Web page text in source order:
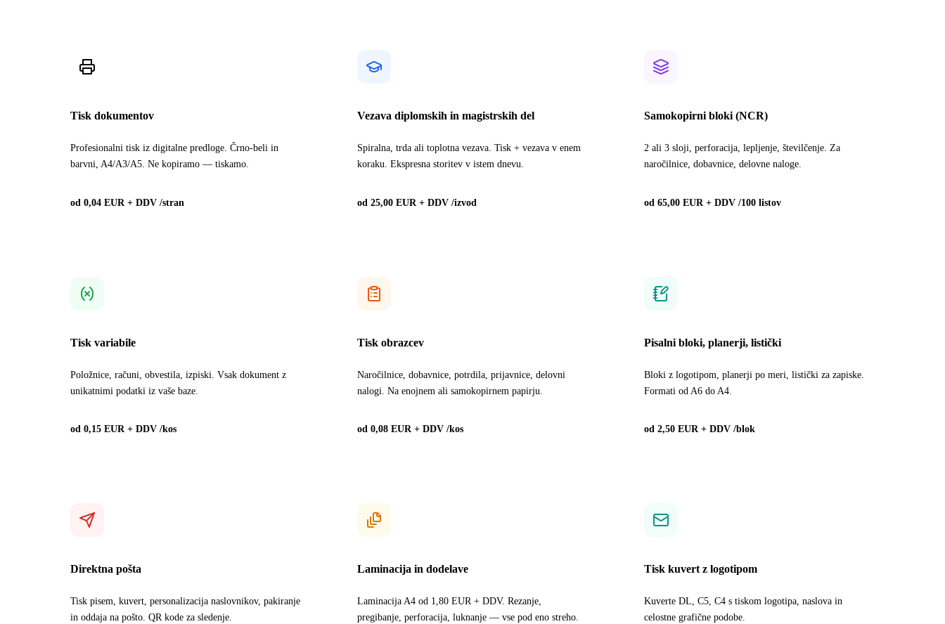
Tisk dokumentov
Profesionalni tisk iz digitalne predloge. Črno-beli in
barvni, A4/A3/A5. Ne kopiramo — tiskamo.
od 0,04 EUR + DDV /stran
Vezava diplomskih in magistrskih del
Spiralna, trda ali toplotna vezava. Tisk + vezava v enem
koraku. Ekspresna storitev v istem dnevu.
od 25,00 EUR + DDV /izvod
Samokopirni bloki (NCR)
2 ali 3 sloji, perforacija, lepljenje, številčenje. Za
naročilnice, dobavnice, delovne naloge.
od 65,00 EUR + DDV /100 listov
Tisk variabile
Položnice, računi, obvestila, izpiski. Vsak dokument z
unikatnimi podatki iz vaše baze.
od 0,15 EUR + DDV /kos
Tisk obrazcev
Naročilnice, dobavnice, potrdila, prijavnice, delovni
nalogi. Na enojnem ali samokopirnem papirju.
od 0,08 EUR + DDV /kos
Pisalni bloki, planerji, listički
Bloki z logotipom, planerji po meri, listički za zapiske.
Formati od A6 do A4.
od 2,50 EUR + DDV /blok
Direktna pošta
Tisk pisem, kuvert, personalizacija naslovnikov, pakiranje
in oddaja na pošto. QR kode za sledenje.
Laminacija in dodelave
Laminacija A4 od 1,80 EUR + DDV. Rezanje,
pregibanje, perforacija, luknanje — vse pod eno streho.
Tisk kuvert z logotipom
Kuverte DL, C5, C4 s tiskom logotipa, naslova in
celostne grafične podobe.